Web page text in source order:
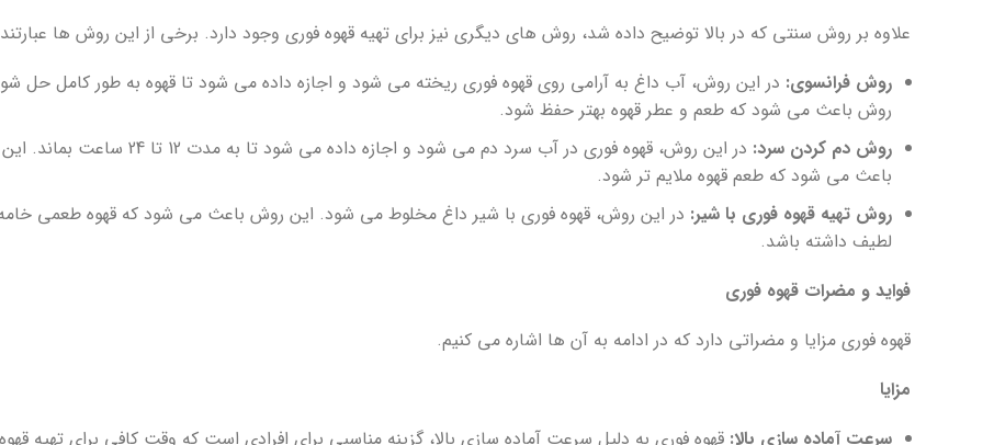
علاوه بر روش سنتی که در بالا توضیح داده شد، روش های دیگری نیز برای تهیه قهوه فوری وجود دارد. برخی از این روش ها عبارتند
روش فرانسوی: در این روش، آب داغ به آرامی روی قهوه فوری ریخته می شود و اجازه داده می شود تا قهوه به طور کامل حل
روش باعث می شود که طعم و عطر قهوه بهتر حفظ شود.
روش دم کردن سرد:
در این روش، قهوه فوری در آب سرد دم می شود و اجازه داده می شود تا به مدت
باعث می شود که طعم قهوه ملایم تر شود.
روش تهیه قهوه فوری با شیر: در این روش، قهوه فوری با شیر داغ مخلوط می شود. این روش باعث می شود که قهوه طعمی
لطیف داشته باشد.
فواید و مضرات قهوه فوری
قهوه فوری مزایا و مضراتی دارد که در ادامه به آن ها اشاره می کنیم.
مزایا
سرعت آماده سازی بالا: قهوه فوری به دلیل سرعت آماده سازی بالا، گزینه مناسبی برای افرادی است که وقت کافی برای تهیه